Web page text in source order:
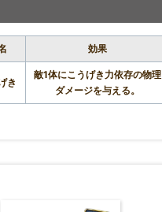
効果
き
敵1体にこうげき力依存の物理
ダメージを与える。